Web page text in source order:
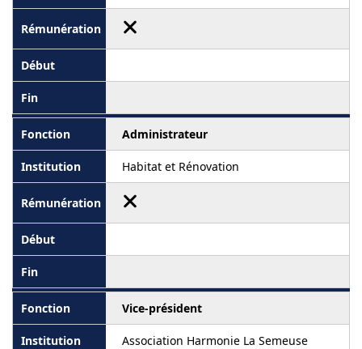
Administrateur
Habitat et Rénovation
Vice-président
Association Harmonie La Semeuse